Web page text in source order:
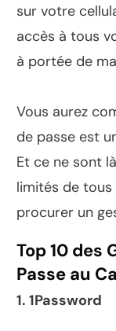
sur votre
accès à tous
à portée de
Vous aurez
de passe est
Et ce ne sont
limités de tous
procurer un
Top 10 des
Passe au
1. 1Password